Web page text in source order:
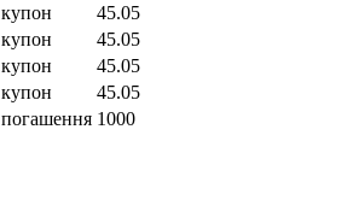
купон
45.05
купон
45.05
купон
45.05
купон
45.05
погашення 1000